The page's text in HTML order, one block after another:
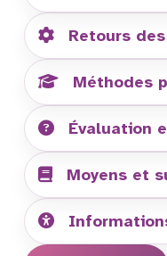
Retours
Méthodes
Évaluation
Moyens et